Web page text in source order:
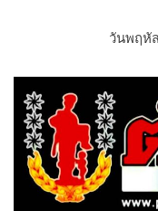
วันพฤหั